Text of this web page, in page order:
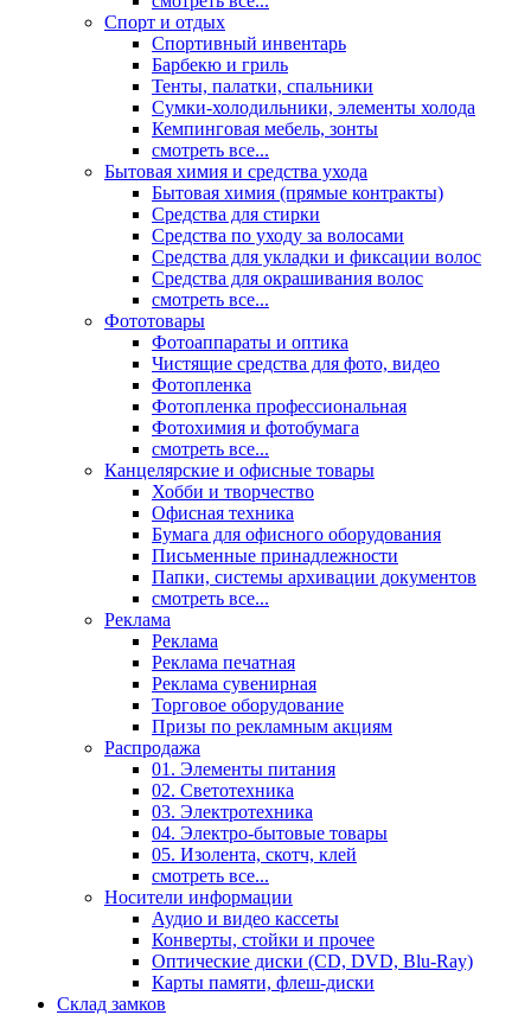
Спорт и отдых
Спортивный инвентарь
Барбекю и гриль
Тенты, палатки, спальники
Сумки-холодильники, элементы холода
Кемпинговая мебель, зонты
смотреть все...
Бытовая химия и средства ухода
Бытовая химия (прямые контракты)
Средства для стирки
Средства по уходу за волосами
Средства для укладки и фиксации волос
Средства для окрашивания волос
смотреть все...
Фототовары
Фотоаппараты и оптика
Чистящие средства для фото, видео
Фотопленка
Фотопленка профессиональная
Фотохимия и фотобумага
смотреть все...
Канцелярские и офисные товары
Хобби и творчество
Офисная техника
Бумага для офисного оборудования
Письменные принадлежности
Папки, системы архивации документов
смотреть все...
Реклама
Реклама
Реклама печатная
Реклама сувенирная
Торговое оборудование
Призы по рекламным акциям
Распродажа
01. Элементы питания
02. Светотехника
03. Электротехника
04. Электро-бытовые товары
05. Изолента, скотч, клей
смотреть все...
Носители информации
Аудио и видео кассеты
Конверты, стойки и прочее
Оптические диски (CD, DVD, Blu-Ray)
Карты памяти, флеш-диски
Склад замков